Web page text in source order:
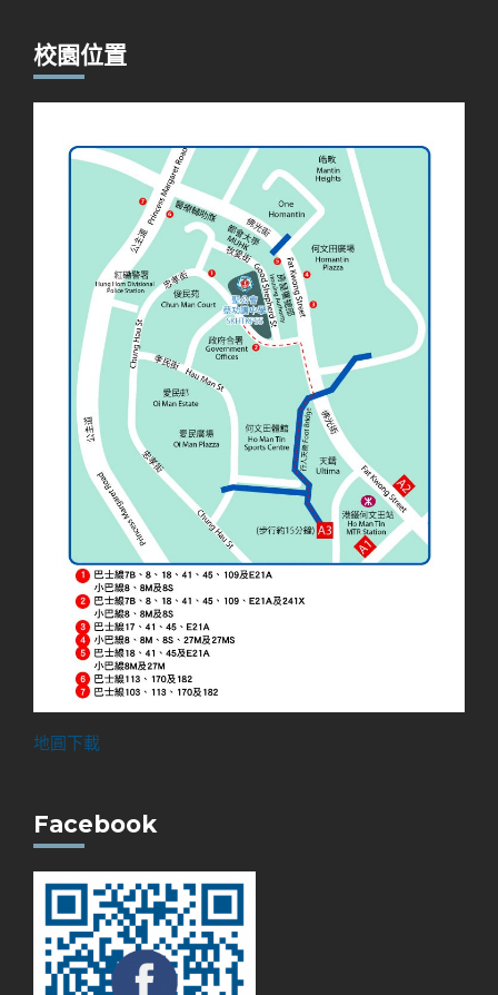
校園位置
地圓下載
Facebook